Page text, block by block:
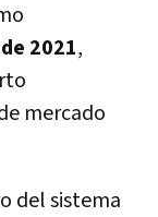
2021,
mercado
del sistema